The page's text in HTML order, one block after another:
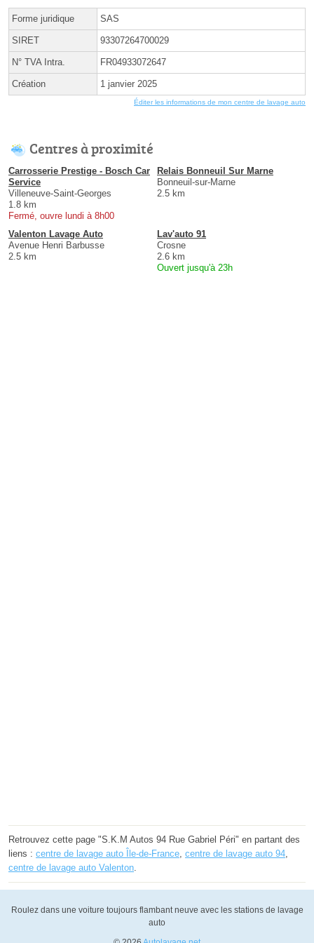
Forme juridique SAS
SIRET 93307264700029
N° TVA Intra. FR04933072647
Création 1 janvier 2025
Éditer les informations de mon centre de lavage auto
Centres à proximité
Carrosserie Prestige - Bosch Car
Service
Villeneuve-Saint-Georges
1.8 km
Fermé, ouvre lundi à 8h00
Relais Bonneuil Sur Marne
Bonneuil-sur-Marne
2.5 km
Valenton Lavage Auto
Avenue Henri Barbusse
2.5 km
Lav'auto 91
Crosne
2.6 km
Ouvert jusqu'à 23h
Retrouvez cette page "S.K.M Autos 94 Rue Gabriel Péri" en partant des
liens : centre de lavage auto Île-de-France, centre de lavage auto 94,
centre de lavage auto Valenton.
Roulez dans une voiture toujours flambant neuve avec les stations de lavage
auto